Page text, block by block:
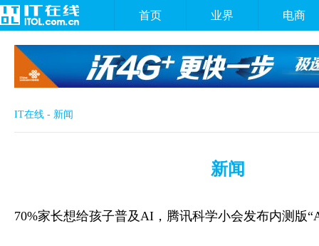
首页 业界 电商
IT在线 - 新闻
新闻
70%家长想给孩子普及AI，腾讯科学小会发布内测版